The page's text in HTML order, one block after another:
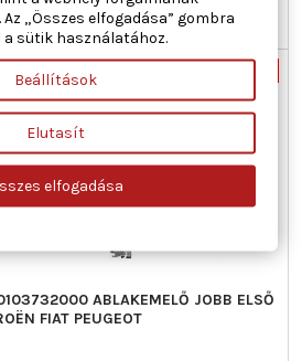
Raktáron
ABLAKEMELŐ JOBB ELSŐ
FIAT PEUGEOT
Az „Összes elfogadása” gombra
sütik használatához.
Beállítások
Elutasít
elfogadása